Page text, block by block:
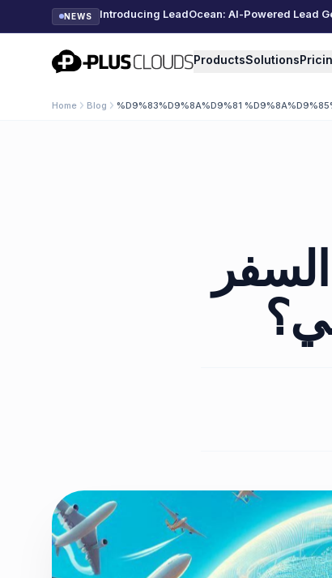
NEWS Introducing LeadOcean: AI-Powered Lead
PlusClouds ProductsSolutions
Home Blog %D9%83%D9%8A%D9%81